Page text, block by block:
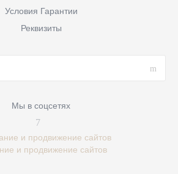
Условия Гарантии
Реквизиты
Мы в соцсетях
и продвижение сайтов